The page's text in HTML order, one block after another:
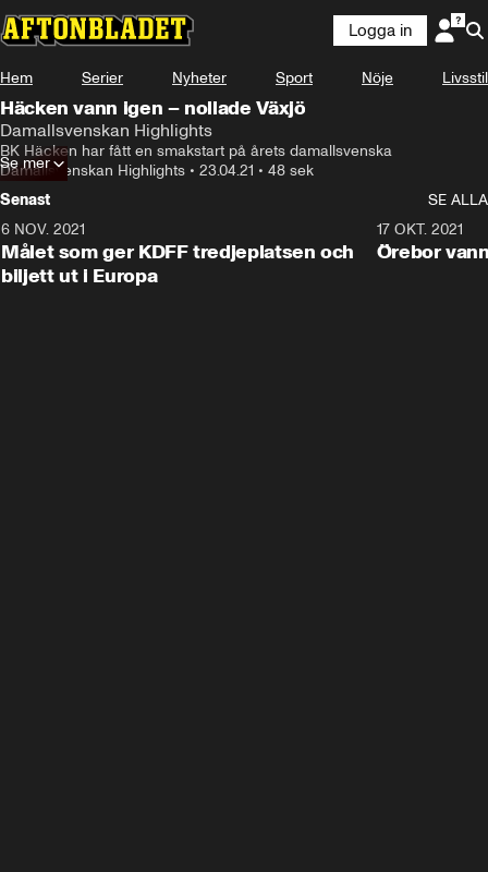
Logga in
Hem Serier Nyheter Sport Nöje Livsstil
Häcken vann igen – nollade Växjö
Damallsvenskan Highlights
BK Häcken har fått en smakstart på årets damallsvenska
Damallsvenskan Highlights • 23.04.21 • 48 sek
Se mer
Senast
SE ALLA
6 NOV. 2021
Målet som ger KDFF tredjeplatsen och
biljett ut i Europa
17 OKT. 2021
Örebor